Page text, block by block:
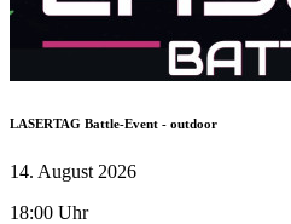
LASERTAG Battle-Event - outdoor
14. August 2026
18:00 Uhr